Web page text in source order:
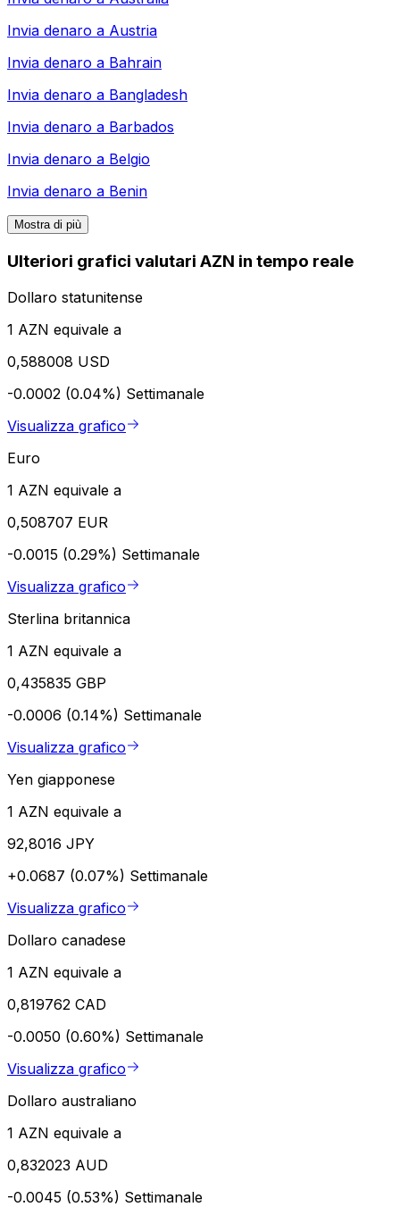
Invia denaro a Austria
Invia denaro a Bahrain
Invia denaro a Bangladesh
Invia denaro a Barbados
Invia denaro a Belgio
Invia denaro a Benin
Mostra di più
Ulteriori grafici valutari AZN in tempo reale
Dollaro statunitense
1 AZN equivale a
0,588008 USD
-0.0002 (0.04%) Settimanale
Visualizza grafico
Euro
1 AZN equivale a
0,508707 EUR
-0.0015 (0.29%) Settimanale
Visualizza grafico
Sterlina britannica
1 AZN equivale a
0,435835 GBP
-0.0006 (0.14%) Settimanale
Visualizza grafico
Yen giapponese
1 AZN equivale a
92,8016 JPY
+0.0687 (0.07%) Settimanale
Visualizza grafico
Dollaro canadese
1 AZN equivale a
0,819762 CAD
-0.0050 (0.60%) Settimanale
Visualizza grafico
Dollaro australiano
1 AZN equivale a
0,832023 AUD
-0.0045 (0.53%) Settimanale